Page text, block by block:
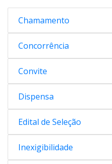
Chamamento
Concorrência
Convite
Dispensa
Edital de Seleção
Inexigibilidade